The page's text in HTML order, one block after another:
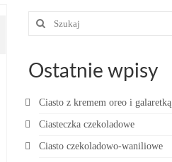
Szuklaj
Ostatnie wpisy
Ciasto z kremem oreo i galaretką
Ciasteczka czekoladowe
Ciasto czekoladowo-waniliowe